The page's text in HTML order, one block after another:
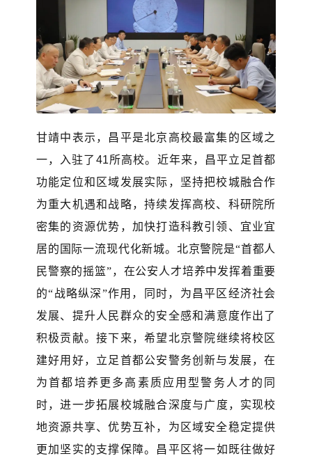
甘靖中表示， 昌平是北京高校最富集的区域之
一，入驻了 41所高校。近年来，昌平立足首都
功能定位和区域发展实际，坚持把校城融合作
为重大机遇和战略，持续 发挥高校、科研院所
密集的资源优势，加快打造科教引领、宜业宜
居的国际一流现代化新城。北京警院是“首都人
民警察的摇篮”， 在公安人才培养中发挥着重要
的“战略纵深”作用 ，同时，为昌平区经济社会
发展、提升人民群众的安全感和 满意度作出了
积极贡献。接下来，希望北京警院继续将校区
建好用好， 立足首都公安警务创新与发展，在
为首都培养更多 高素质应用型警务人才 的同
时，进一步拓展校城融合深度与广度，实现校
地资源共享、优势互补， 为区域安全稳定提供
更加 坚实的支撑保障。昌平区将一如既往做好